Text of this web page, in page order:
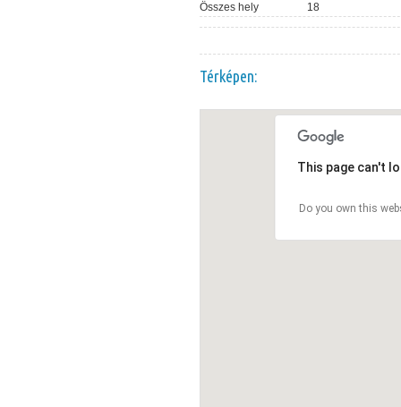
Összes hely
18
Térképen:
This page can't
Do you own this